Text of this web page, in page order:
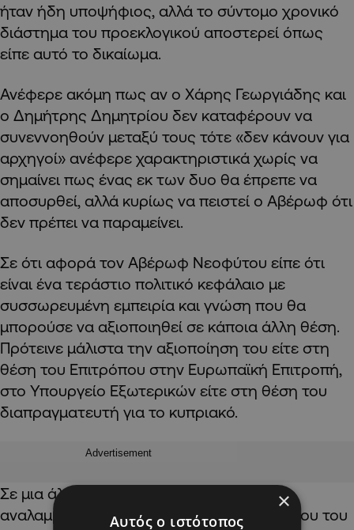
ήταν ήδη υποψήφιος, αλλά το σύντομο χρονικό
διάστημα του προεκλογικού αποστερεί όπως
είπε αυτό το δικαίωμα.
Ανέφερε ακόμη πως αν ο Χάρης Γεωργιάδης και
ο Δημήτρης Δημητρίου δεν καταφέρουν να
συνεννοηθούν μεταξύ τους τότε «δεν κάνουν για
αρχηγοί» ανέφερε χαρακτηριστικά χωρίς να
σημαίνει πως ένας εκ των δυο θα έπρεπε να
αποσυρθεί, αλλά κυρίως να πειστεί ο Αβέρωφ ότι
δεν πρέπει να παραμείνει.
Σε ότι αφορά τον Αβέρωφ Νεοφύτου είπε ότι
είναι ένα τεράστιο πολιτικό κεφάλαιο με
συσσωρευμένη εμπειρία και γνώση που θα
μπορούσε να αξιοποιηθεί σε κάποια άλλη θέση.
Πρότεινε μάλιστα την αξιοποίηση του είτε στη
θέση του Επιτρόπου στην Ευρωπαϊκή Επιτροπή,
στο Υπουργείο Εξωτερικών είτε στη θέση του
διαπραγματευτή για το κυπριακό.
Advertisement
Σε μια άλλη εξέλιξη ο Ονούφριος Κουλάς
αναλαμβάνει καθήκοντα εκπροσώπου τύπου του
×
Αυτός ο ιστότοπος